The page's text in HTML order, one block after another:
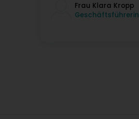
Frau Klara Kropp
Geschäftsführerin